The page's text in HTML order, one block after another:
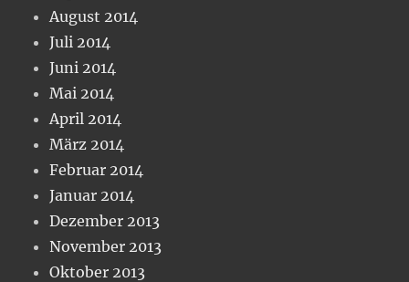
August 2014
Juli 2014
Juni 2014
Mai 2014
April 2014
März 2014
Februar 2014
Januar 2014
Dezember 2013
November 2013
Oktober 2013